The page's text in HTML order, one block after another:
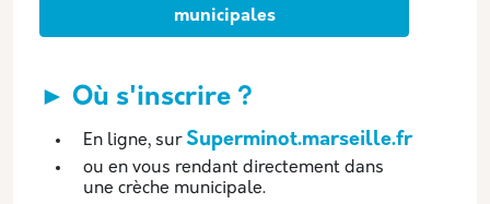
municipales
► Où s'inscrire ?
En ligne, surSuperminot.marseille.fr
ou en vous rendant directement dans
une crèche municipale.